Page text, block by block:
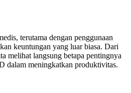
terutama dengan penggunaan
keuntungan yang luar biasa. Dari
melihat langsung betapa pentingnya
dalam meningkatkan produktivitas.